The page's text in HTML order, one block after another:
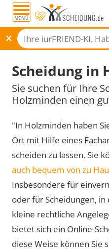
MENÜ
Scheidung in
Sie suchen für Ihre
Holzminden einen
"In Holzminden haben
Ort mit Hilfe eines
scheiden zu lassen, Sie
auch bequem von zu
Insbesondere für
oder für Scheidungen,
kleine rechtliche
bietet sich ein Online-
diese Weise können Sie